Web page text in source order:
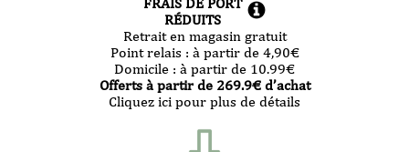
RÉDUITS
Retrait en magasin gratuit
Point relais : à partir de 4,90€
Domicile : à partir de 10.99€
Offerts à partir de 269.9€ d’achat
Cliquez ici pour plus de détails